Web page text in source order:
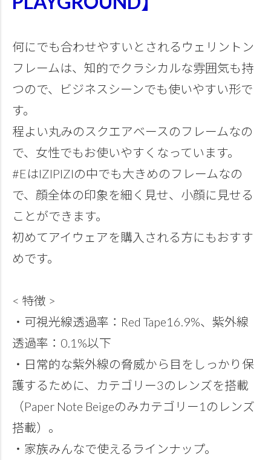
何にでも合わせやすいとされるウェリントン
フレームは、知的でクラシカルな雰囲気も持
つので、ビジネスシーンでも使いやすい形で
す。
程よい丸みのスクエアベースのフレームなの
で、女性でもお使いやすくなっています。
#EはIZIPIZIの中でも大きめのフレームなの
で、顔全体の印象を細く見せ、小顔に見せる
ことができます。
初めてアイウェアを購入される方にもおすす
めです。
< 特徴 >
・可視光線透過率：Red Tape16.9%、紫外線
透過率：0.1%以下
・日常的な紫外線の脅威から目をしっかり保
護するために、カテゴリー3のレンズを搭載
（Paper Note Beigeのみカテゴリー1のレンズ
搭載）。
・家族みんなで使えるラインナップ。